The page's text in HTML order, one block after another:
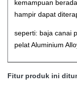
kemampuan
hampir dapat
seperti: baja canai
pelat Aluminium
Fitur produk ini